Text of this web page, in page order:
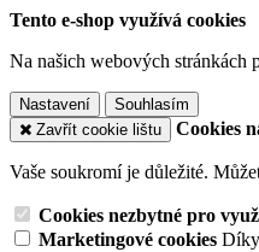
Tento e-shop využívá cookies
Na našich webových stránkách
Nastavení
Souhlasím
Zavřít cookie lištu
Cookies
Vaše soukromí je důležité.
Cookies nezbytné pro
Marketingové cookies Díky